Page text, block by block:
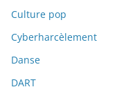
Culture pop
Cyberharcèlement
Danse
DART